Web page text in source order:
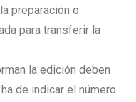
preparación o
para transferir la
la edición deben
de indicar el número